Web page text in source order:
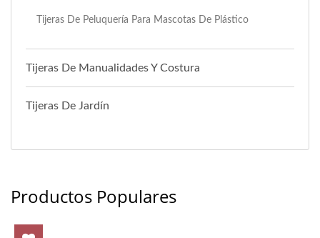
Tijeras De Peluquería Para Mascotas De Plástico
Tijeras De Manualidades Y Costura
Tijeras De Jardín
Productos Populares